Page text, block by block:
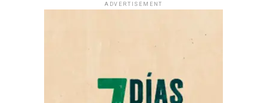
poesía, cuento, narrativa, publicaciones infantiles,
revistas y muchos temas más, resultado del trabajo
editorial que impulsa el Gobierno del Estado mediante la
para garantizar que el acceso al conocimiento y a la
cultura llegue a toda la población.
ADVERTISEMENT